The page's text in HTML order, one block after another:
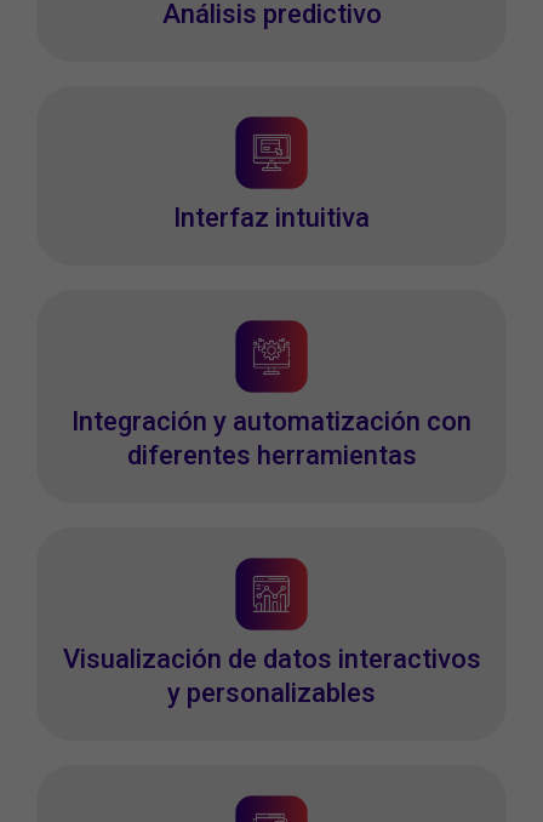
Análisis predictivo
Interfaz intuitiva
Integración y automatización con
diferentes herramientas
Visualización de datos interactivos
y personalizables